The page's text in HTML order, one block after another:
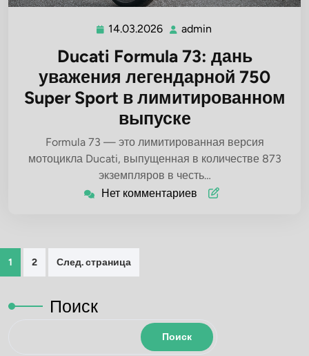
14.03.2026 14.03.2026
admin
Ducati Formula 73: дань
уважения легендарной 750
Super Sport в лимитированном
выпуске
Formula 73 — это лимитированная версия
мотоцикла Ducati, выпущенная в количестве 873
экземпляров в честь…
Нет комментариев
Пагинация
записей
1 2 След. страница
Поиск
Поиск